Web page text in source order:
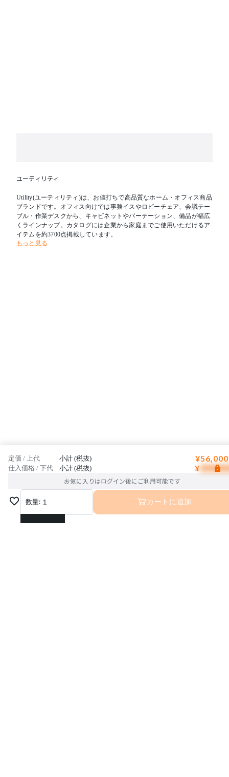
ユーティリティ
Utility(ユーティリティ)は、お値打ちで高品質なホーム・オフィス商品
ブランドです。オフィス向けでは事務イスやロビーチェア、会議テー
ブル・作業デスクから、キャビネットやパーテーション、備品が幅広
くラインナップ。カタログには企業から家庭までご使用いただけるア
イテムを約3700点掲載しています。
もっと見る
定価 / 上代 小計 (税抜)
仕入価格 / 下代 小計 (税抜) ¥
お気に入りはログイン後にご利用可能です
数量: 1
1
カートに追加